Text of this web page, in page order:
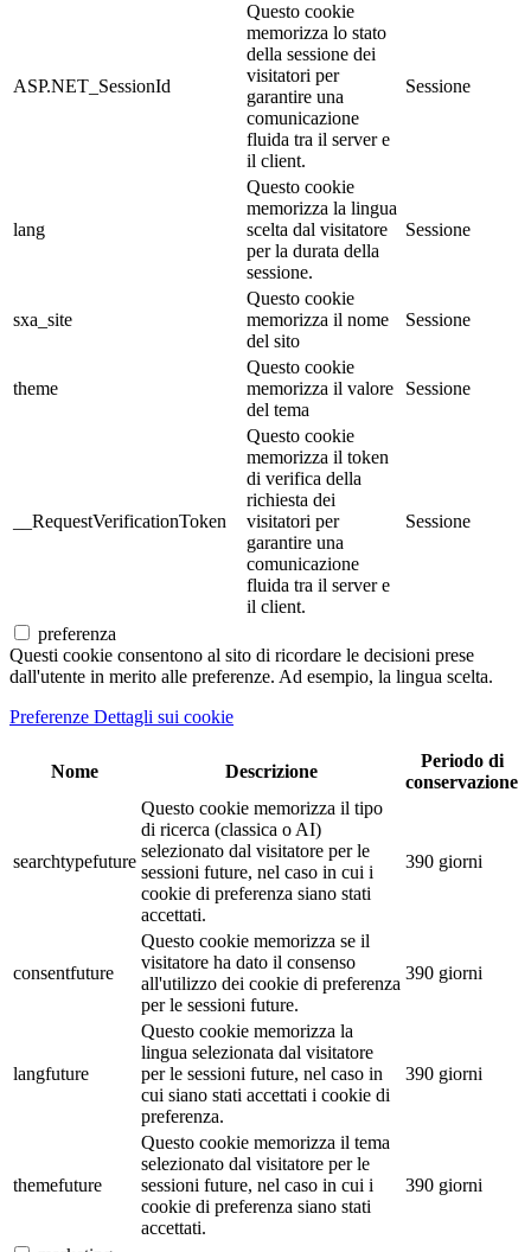
ASP.NET_SessionId
Questo cookie
memorizza lo stato
della sessione dei
visitatori per
garantire una
comunicazione
fluida tra il server e
il client.
Sessione
lang
Questo cookie
memorizza la lingua
scelta dal visitatore
per la durata della
sessione.
Sessione
sxa_site
Questo cookie
memorizza il nome
del sito
Sessione
theme
Questo cookie
memorizza il valore
del tema
Sessione
__RequestVerificationToken
Questo cookie
memorizza il token
di verifica della
richiesta dei
visitatori per
garantire una
comunicazione
fluida tra il server e
il client.
Sessione
preferenza
Questi cookie consentono al sito di ricordare le decisioni prese
dall'utente in merito alle preferenze. Ad esempio, la lingua scelta.
Preferenze Dettagli sui cookie
Nome Descrizione
Periodo di
conservazione
searchtypefuture
Questo cookie memorizza il tipo
di ricerca (classica o AI)
selezionato dal visitatore per le
sessioni future, nel caso in cui i
cookie di preferenza siano stati
accettati.
390 giorni
consentfuture
Questo cookie memorizza se il
visitatore ha dato il consenso
all'utilizzo dei cookie di preferenza
per le sessioni future.
390 giorni
langfuture
Questo cookie memorizza la
lingua selezionata dal visitatore
per le sessioni future, nel caso in
cui siano stati accettati i cookie di
preferenza.
390 giorni
themefuture
Questo cookie memorizza il tema
selezionato dal visitatore per le
sessioni future, nel caso in cui i
cookie di preferenza siano stati
accettati.
390 giorni